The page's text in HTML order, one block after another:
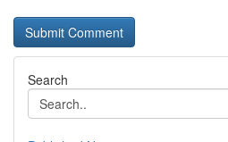
Search